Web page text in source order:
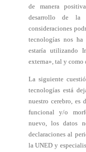
de manera
desarrollo de la
consideraciones
tecnologías nos
estaría utilizando
externa», tal y como
La siguiente
tecnologías está
nuestro cerebro, es
funcional y/o
nuevo, los datos
declaraciones al
la UNED y